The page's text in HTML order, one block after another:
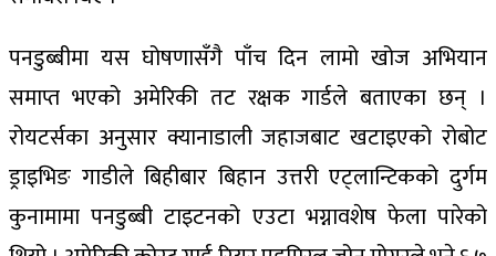
पनडुब्बीमा यस घोषणासँगै पाँच दिन लामो खोज अभियान
समाप्त भएको अमेरिकी तट रक्षक गार्डले बताएका छन् ।
रोयटर्सका अनुसार क्यानाडाली जहाजबाट खटाइएको रोबोट
ड्राइभिङ गाडीले बिहीबार बिहान उत्तरी एट्लान्टिकको दुर्गम
कुनामामा पनडुब्बी टाइटनको एउटा भग्नावशेष फेला पारेको